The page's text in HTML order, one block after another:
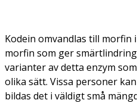
Kodein omvandlas till morfin
morfin som ger
varianter av detta enzym
olika sätt. Vissa personer
bildas det i väldigt små